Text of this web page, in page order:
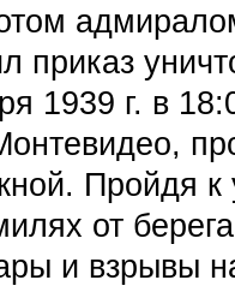
приказ
1939 г. в
Пройдя
от
и взрывы